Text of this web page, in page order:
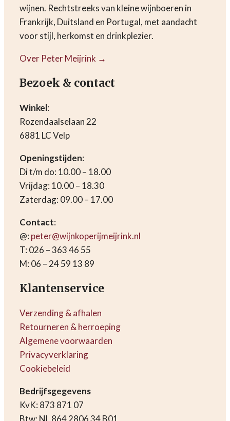
wijnen. Rechtstreeks van kleine wijnboeren in
Frankrijk, Duitsland en Portugal, met aandacht
voor stijl, herkomst en drinkplezier.
Over Peter Meijrink →
Bezoek & contact
Winkel:
Rozendaalselaan 22
6881 LC Velp
Openingstijden:
Di t/m do: 10.00 – 18.00
Vrijdag: 10.00 – 18.30
Zaterdag: 09.00 – 17.00
Contact:
@: peter@wijnkoperijmeijrink.nl
T: 026 – 363 46 55
M: 06 – 24 59 13 89
Klantenservice
Verzending & afhalen
Retourneren & herroeping
Algemene voorwaarden
Privacyverklaring
Cookiebeleid
Bedrijfsgegevens
KvK: 873 871 07
Btw: NL 864 2806 34 B01